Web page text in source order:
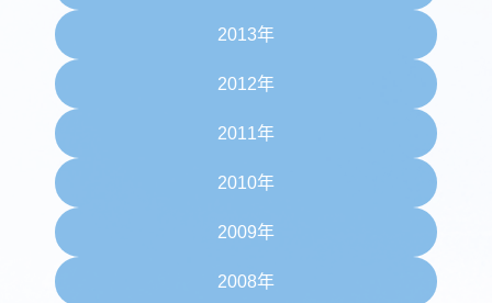
2013年
2012年
2011年
2010年
2009年
2008年